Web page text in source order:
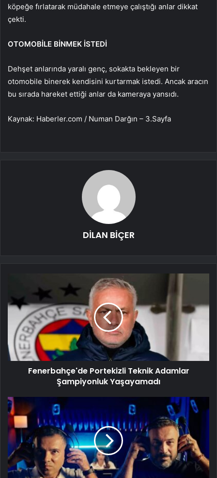
köpeğe fırlatarak müdahale etmeye çalıştığı anlar dikkat
çekti.
OTOMOBİLE BİNMEK İSTEDİ
Dehşet anlarında yaralı genç, sokakta bekleyen bir
otomobile binerek kendisini kurtarmak istedi. Ancak aracın
bu sırada hareket ettiği anlar da kameraya yansıdı.
Kaynak: Haberler.com / Numan Darğın – 3.Sayfa
DİLAN BİÇER
Fenerbahçe'de Portekizli Teknik Adamlar
Şampiyonluk Yaşayamadı